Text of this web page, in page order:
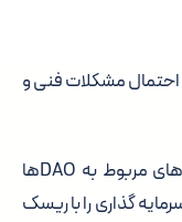
مشکلات فنی و
– نوسانات قیمت توکن ها: ارزش توکن های مربوط به DAOها
گذاری را با ریسک